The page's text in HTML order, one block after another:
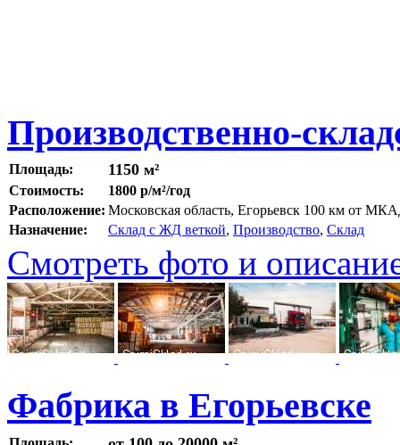
Производственно-
Площадь: 1150 м²
Стоимость:
1800 р/м²/год
Расположение: Московская область, Егорьевск 100 км от
Назначение:
Склад с ЖД веткой, Производство, Склад
Смотреть фото и
Фабрика в Егорьевске